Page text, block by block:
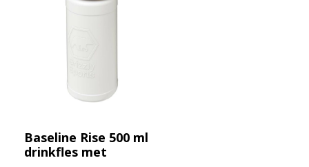
Baseline Rise 500 ml
drinkfles met